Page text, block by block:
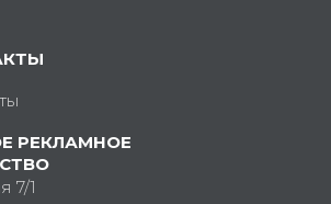
РЕКЛАМНОЕ
7/1